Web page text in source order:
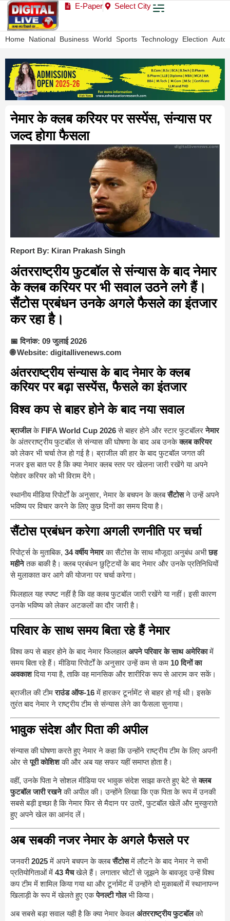
E-Paper Select City
Home National Business World Sports Technology Election Auto
नेमार के क्लब करियर पर सस्पेंस, संन्यास पर
जल्द होगा फैसला
Report By: Kiran Prakash Singh
अंतरराष्ट्रीय फुटबॉल से संन्यास के बाद नेमार
के क्लब करियर पर भी सवाल उठने लगे हैं।
सैंटोस प्रबंधन उनके अगले फैसले का इंतजार
कर रहा है।
📅 दिनांक: 09 जुलाई 2026
🌐 Website: digitallivenews.com
अंतरराष्ट्रीय संन्यास के बाद नेमार के क्लब
करियर पर बढ़ा सस्पेंस, फैसले का इंतजार
विश्व कप से बाहर होने के बाद नया सवाल
ब्राजीलके FIFA World Cup 2026से बाहर होने और स्टार फुटबॉलरनेमार
के अंतरराष्ट्रीय फुटबॉल से संन्यास की घोषणा के बाद अब उनकेक्लब करियर
को लेकर भी चर्चा तेज हो गई है। ब्राजील की हार के बाद फुटबॉल जगत की
नजर इस बात पर है कि क्या नेमार क्लब स्तर पर खेलना जारी रखेंगे या अपने
पेशेवर करियर को भी विराम देंगे।
स्थानीय मीडिया रिपोर्टों के अनुसार, नेमार के बचपन के क्लबसैंटोसने उन्हें अपने
भविष्य पर विचार करने के लिए कुछ दिनों का समय दिया है।
सैंटोस प्रबंधन करेगा अगली रणनीति पर चर्चा
रिपोर्ट्स के मुताबिक, 34 वर्षीय नेमारका सैंटोस के साथ मौजूदा अनुबंध अभीछह
महीनेतक बाकी है। क्लब प्रबंधन छुट्टियों के बाद नेमार और उनके प्रतिनिधियों
से मुलाकात कर आगे की योजना पर चर्चा करेगा।
फिलहाल यह स्पष्ट नहीं है कि वह क्लब फुटबॉल जारी रखेंगे या नहीं। इसी कारण
उनके भविष्य को लेकर अटकलों का दौर जारी है।
परिवार के साथ समय बिता रहे हैं नेमार
विश्व कप से बाहर होने के बाद नेमार फिलहाल अपने परिवार के साथ अमेरिकामें
समय बिता रहे हैं। मीडिया रिपोर्टों के अनुसार उन्हें कम से कम 10 दिनों का
अवकाशदिया गया है, ताकि वह मानसिक और शारीरिक रूप से आराम कर सकें।
ब्राजील की टीमराउंड ऑफ-16में हारकर टूर्नामेंट से बाहर हो गई थी। इसके
तुरंत बाद नेमार ने राष्ट्रीय टीम से संन्यास लेने का फैसला सुनाया।
भावुक संदेश और पिता की अपील
संन्यास की घोषणा करते हुए नेमार ने कहा कि उन्होंने राष्ट्रीय टीम के लिए अपनी
ओर सेपूरी कोशिशकी और अब यह सफर यहीं समाप्त होता है।
वहीं, उनके पिता ने सोशल मीडिया पर भावुक संदेश साझा करते हुए बेटे सेक्लब
फुटबॉल जारी रखनेकी अपील की। उन्होंने लिखा कि एक पिता के रूप में उनकी
सबसे बड़ी इच्छा है कि नेमार फिर से मैदान पर उतरें, फुटबॉल खेलें और मुस्कुराते
हुए अपने खेल का आनंद लें।
अब सबकी नजर नेमार के अगले फैसले पर
जनवरी2025में अपने बचपन के क्लबसैंटोसमें लौटने के बाद नेमार ने सभी
प्रतियोगिताओं में 43 मैचखेले हैं। लगातार चोटों से जूझने के बावजूद उन्हें विश्व
कप टीम में शामिल किया गया था और टूर्नामेंट में उन्होंने दो मुकाबलों में स्थानापन्न
खिलाड़ी के रूप में खेलते हुए एकपेनल्टी गोलभी किया।
अब सबसे बड़ा सवाल यही है कि क्या नेमार केवल अंतरराष्ट्रीय फुटबॉलको